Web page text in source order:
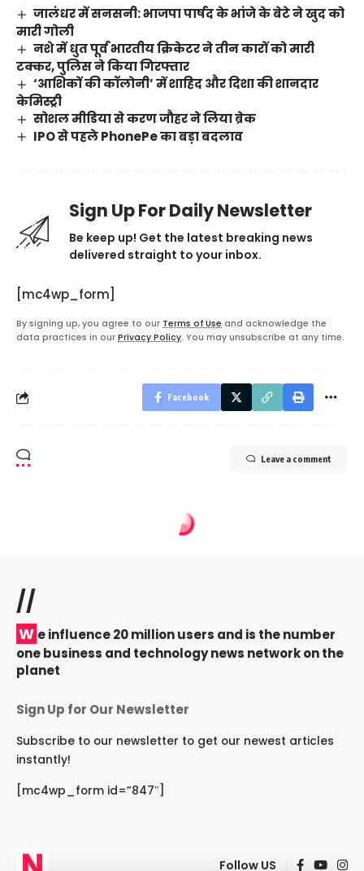
जालंधर में सनसनी: भाजपा पार्षद के भांजे के बेटे ने खुद को
मारी गोली
नशे में धुत पूर्व भारतीय क्रिकेटर ने तीन कारों को मारी
टक्कर, पुलिस ने किया गिरफ्तार
‘आशिकों की कॉलोनी’ में शाहिद और दिशा की शानदार
केमिस्ट्री
सोशल मीडिया से करण जौहर ने लिया ब्रेक
IPO से पहले PhonePe का बड़ा बदलाव
Sign Up For Daily Newsletter
Be keep up! Get the latest breaking news
delivered straight to your inbox.
[mc4wp_form]
By signing up, you agree to our Terms of Use and acknowledge the
data practices in our Privacy Policy. You may unsubscribe at any time.
Facebook
Leave a comment
//
W e influence 20 million users and is the number
one business and technology news network on the
planet
Sign Up for Our Newsletter
Subscribe to our newsletter to get our newest articles
instantly!
[mc4wp_form id=”847″]
Follow US